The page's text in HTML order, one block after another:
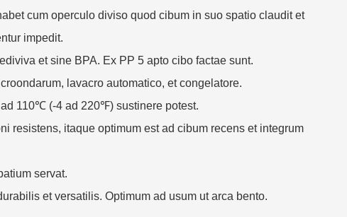
cum operculo diviso quod cibum in suo spatio claudit et
impedit.
et sine BPA. Ex PP 5 apto cibo factae sunt.
lavacro automatico, et congelatore.
110℃ (-4 ad 220℉) sustinere potest.
resistens, itaque optimum est ad cibum recens et integrum
servat.
et versatilis. Optimum ad usum ut arca bento.